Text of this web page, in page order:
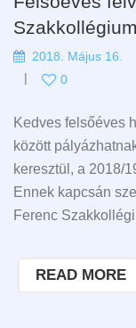
2018. Május 16.
0
Kedves felsőéves
között
keresztül, a 2018/
Ennek kapcsán
Ferenc
READ MORE